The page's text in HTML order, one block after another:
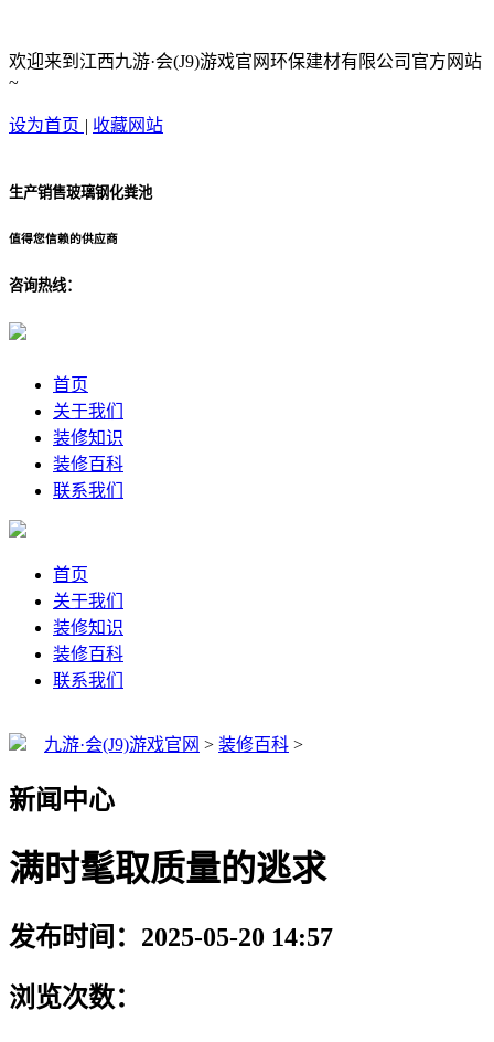
欢迎来到江西九游·会(J9)游戏官网环保建材有限公司官方网站
~
设为首页 | 收藏网站
生产销售玻璃钢化粪池
值得您信赖的供应商
咨询热线：
首页
关于我们
装修知识
装修百科
联系我们
首页
关于我们
装修知识
装修百科
联系我们
九游·会(J9)游戏官网 > 装修百科 >
新闻中心
满时髦取质量的逃求
发布时间：2025-05-20 14:57
浏览次数：